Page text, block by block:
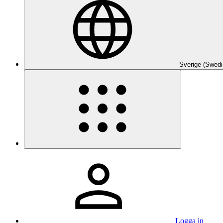
Sverige
Logga in